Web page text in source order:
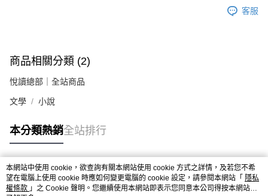
客服
商品相關分類 (2)
悅讀總部｜全站商品
文學 小說
本分類熱銷全站排行
熱門標籤
本網站中使用 cookie，欲查詢有關本網站使用 cookie 方式之詳情，及若您不希
望在電腦上使用 cookie 時應如何變更電腦的 cookie 設定，請參閱本網站「 隱私
權條款 」之 Cookie 聲明。您繼續使用本網站即表示您同意本公司得按本網站使